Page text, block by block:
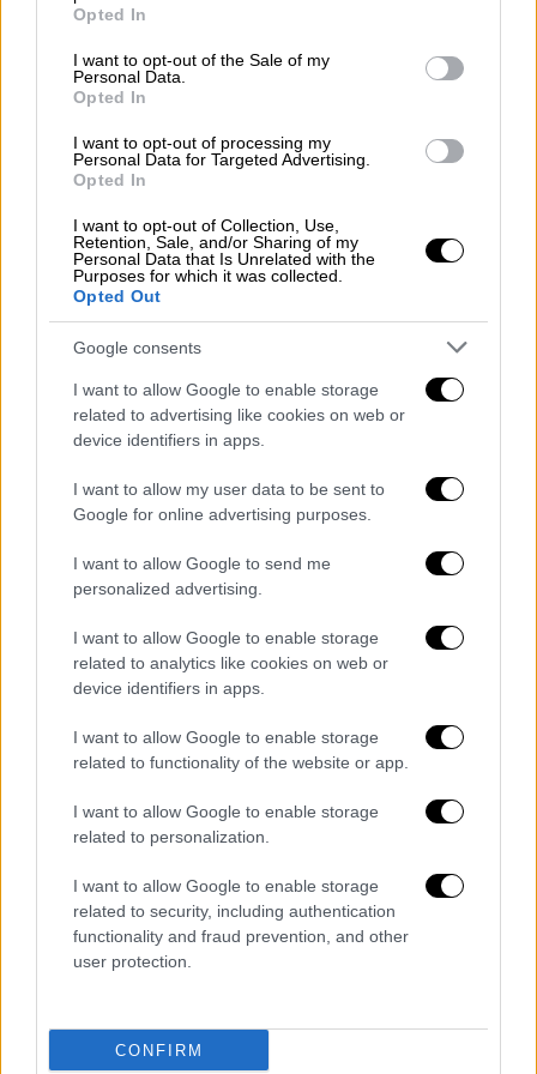
use your data for below specified purposes in below Google
consent section.
Opted In
I want to opt-out of the Sale of my
Personal Data.
Opted In
I want to opt-out of processing my
Personal Data for Targeted Advertising.
Opted In
I want to opt-out of Collection, Use,
Retention, Sale, and/or Sharing of my
Personal Data that Is Unrelated with the
Purposes for which it was collected.
Opted Out
Google consents
I want to allow Google to enable storage
related to advertising like cookies on web or
device identifiers in apps.
I want to allow my user data to be sent to
Google for online advertising purposes.
I want to allow Google to send me
personalized advertising.
I want to allow Google to enable storage
related to analytics like cookies on web or
device identifiers in apps.
I want to allow Google to enable storage
related to functionality of the website or app.
I want to allow Google to enable storage
related to personalization.
I want to allow Google to enable storage
related to security, including authentication
functionality and fraud prevention, and other
user protection.
CONFIRM
Κωνσταντέλια να παίρνει το ριμπάουντ και
να στέλνει την μπάλα στα δίχτυα για το 1-0.
Ήταν απλά... η προθέρμανση για τον ΠΑΟΚ σε
ένα ματς που δεν επιδέχεται κριτικής και
σύγκρισης δεδομένης της διαφοράς
ο Δικέφαλος που πατούσε όποτε ήθελε στην
περιοχή της Μαρκό και από την άλλη η
υπερπροσπάθεια των φιλοξενούμενων να
αναχαιτίσουν τον αντίπαλο από τα άκρα και
από τον άξονα.
Στο 26΄ήταν η σειρά του νεαρού φορ του
Δικεφάλου να κυνηγήσει και να πετύχει το
γκολ, όταν ο Οζντόεφ γέμισε μέσα στη
μεγάλη περιοχή, ο Μύθου μπήκε στην πορεία
0. Είχε προηγηθεί μία άστοχη κεφαλιά του
Έλληνα επιθετικού από σέντρα του Κένι,
δείχνοντας με το... καλημέρα διάθεση να
γράψει το όνομά του στον πίνακα των
σκόρερ.
Και επειδή με τον Γιάννη Κωνσταντέλια μέσα
στο γήπεδο, το προβάδισμα των δύο
τερμάτων μάλλον φάνταζε... φτωχό για τον
ΠΑΟΚ, ο «μάγος» του Δικεφάλου φρόντισε να
στιγμιότυπο, φέρνοντας τη μπάλα μπροστά
του και σκοράροντας σαν σε προπόνηση για
το 3-0 στο 37' της αναμέτρησης. Για την
προσπάθειες, 8 στην εστία, την ώρα που η
Μαρκό δεν μπόρεσε να απειλήσει σε κανένα